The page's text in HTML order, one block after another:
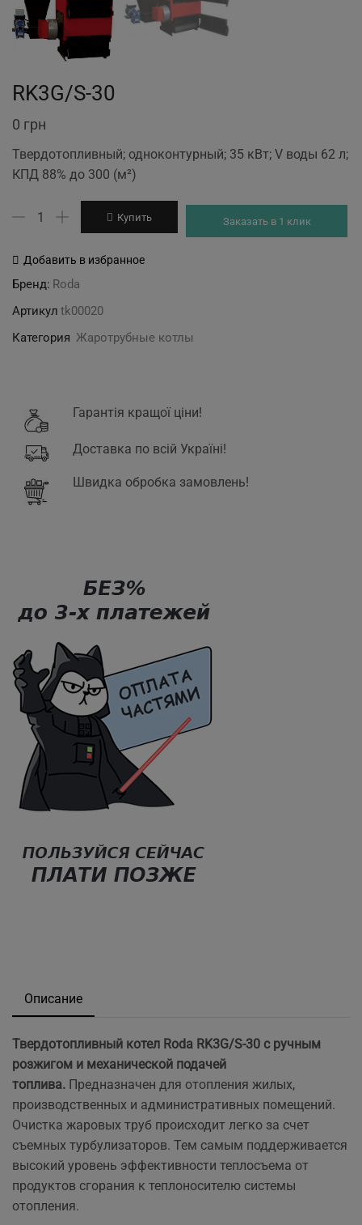
RK3G/S-30
0 грн
Твердотопливный; одноконтурный; 35 кВт; V воды 62 л;
КПД 88% до 300 (м²)
Количество
RK3G/S-
Купить Заказать в 1 клик
Добавить в избранное
Бренд: Roda
Артикул tk00020
Категория Жаротрубные котлы
Гарантія кращої ціни!
Доставка по всій Україні!
Швидка обробка замовлень!
Описание
Твердотопливный котел Roda RK3G/S-30 с ручным
розжигом и механической подачей
топлива. Предназначен для отопления жилых,
производственных и административных помещений.
Очистка жаровых труб происходит легко за счет
съемных турбулизаторов. Тем самым поддерживается
высокий уровень эффективности теплосъема от
продуктов сгорания к теплоносителю системы
отопления.